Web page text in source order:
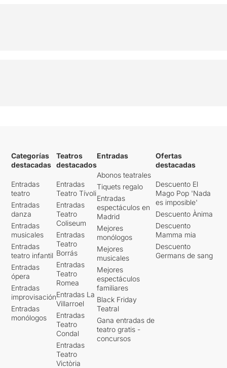
Categorías
destacadas
Entradas
teatro
Entradas
danza
Entradas
musicales
Entradas
teatro infantil
Entradas
ópera
Entradas
improvisación
Entradas
monólogos
Teatros
destacados
Entradas
Teatro Tívoli
Entradas
Teatro
Coliseum
Entradas
Teatro
Borrás
Entradas
Teatro
Romea
Entradas La
Villarroel
Entradas
Teatro
Condal
Entradas
Teatro
Victòria
Entradas
Abonos teatrales
Tiquets regalo
Entradas
espectáculos en
Madrid
Mejores
monólogos
Mejores
musicales
Mejores
espectáculos
familiares
Black Friday
Teatral
Gana entradas de
teatro gratis -
concursos
Ofertas
destacadas
Descuento El
Mago Pop 'Nada
es imposible'
Descuento Ànima
Descuento
Mamma mia
Descuento
Germans de sang